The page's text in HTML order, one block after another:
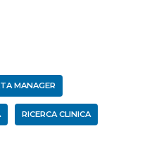
MANAGER
RICERCA CLINICA